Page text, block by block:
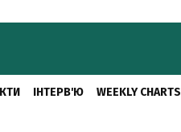
ІНТЕРВ'Ю WEEKLY CHARTS